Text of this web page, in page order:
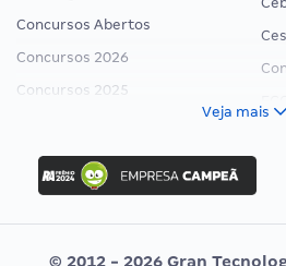
Concursos Abertos
Concursos 2026
Concursos 2025
Concurso Ibama
Concurso MPU
Editais publicados
Veja mais
© 2012 - 2026 Gran